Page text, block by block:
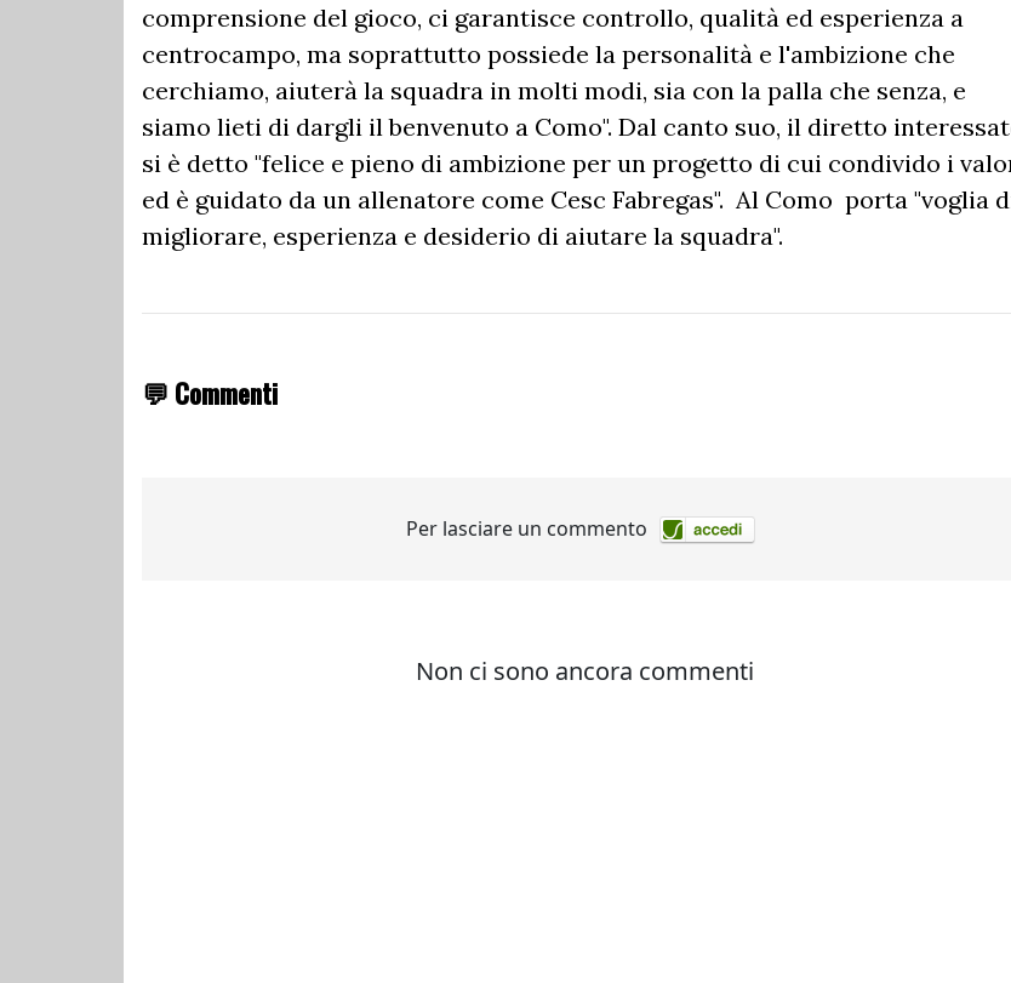
comprensione del gioco, ci garantisce controllo, qualità ed esperienza a
centrocampo, ma soprattutto possiede la personalità e l'ambizione che
cerchiamo, aiuterà la squadra in molti modi, sia con la palla che senza, e
siamo lieti di dargli il benvenuto a Como". Dal canto suo, il diretto
si è detto "felice e pieno di ambizione per un progetto di cui condivido i
ed è guidato da un allenatore come Cesc Fabregas". Al Como porta "voglia
migliorare, esperienza e desiderio di aiutare la squadra".
💬 Commenti